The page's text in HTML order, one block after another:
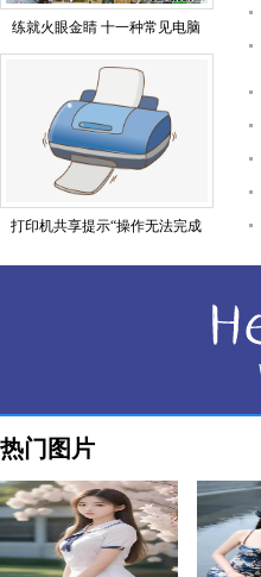
练就火眼金睛 十一种常见电脑
打印机共享提示“操作无法完成
热门图片